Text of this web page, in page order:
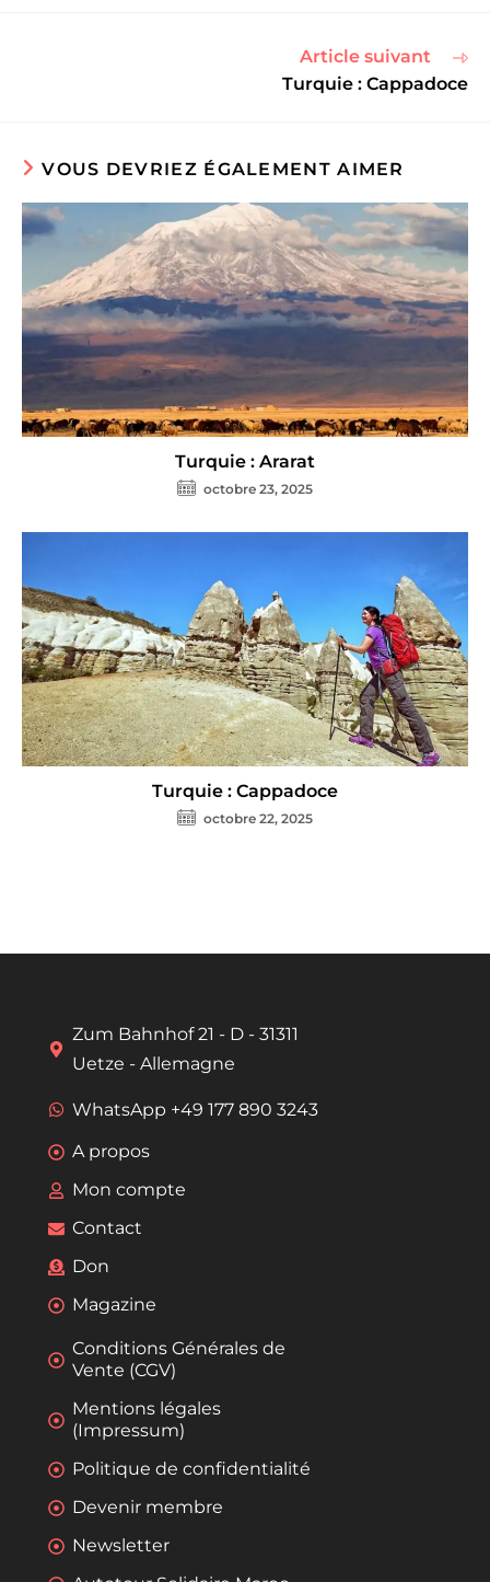
Article suivant
Turquie : Cappadoce
VOUS DEVRIEZ ÉGALEMENT AIMER
Turquie : Ararat
octobre 23, 2025
Turquie : Cappadoce
octobre 22, 2025
Zum Bahnhof 21 - D - 31311
Uetze - Allemagne
WhatsApp +49 177 890 3243
A propos
Mon compte
Contact
Don
Magazine
Conditions Générales de
Vente (CGV)
Mentions légales
(Impressum)
Politique de confidentialité
Devenir membre
Newsletter